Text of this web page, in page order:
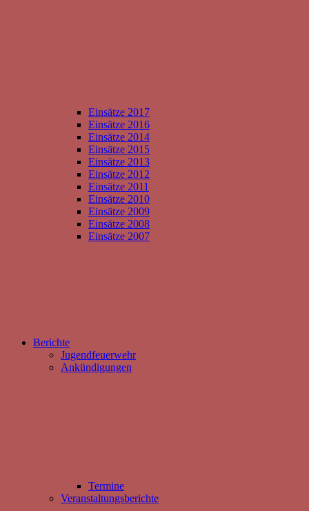
Einsätze 2017
Einsätze 2016
Einsätze 2014
Einsätze 2015
Einsätze 2013
Einsätze 2012
Einsätze 2011
Einsätze 2010
Einsätze 2009
Einsätze 2008
Einsätze 2007
Berichte
Jugendfeuerwehr
Ankündigungen
Termine
Veranstaltungsberichte